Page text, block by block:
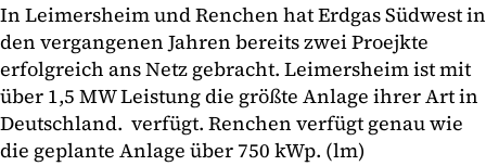
In Leimersheim und Renchen hat Erdgas Südwest in
den vergangenen Jahren bereits zwei Proejkte
erfolgreich ans Netz gebracht. Leimersheim ist mit
über 1,5 MW Leistung die größte Anlage ihrer Art in
Deutschland. verfügt. Renchen verfügt genau wie
die geplante Anlage über 750 kWp. (lm)